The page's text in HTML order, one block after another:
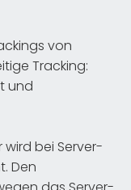
von
Tracking:
und
bei Server-
Den